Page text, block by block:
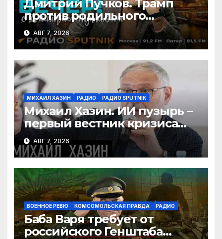
Дмитрий Пучков. Трамп
против родильного
туризма, безработица из-за
ИИ
АВГ 7, 2026
МИХАИЛ ХАЗИН РАДИО РАДИО SPUTNIK
Михаил Хазин. ИИ пузырь –
первый вестник кризиса
или миф?
АВГ 7, 2026
ВОЕННОЕ РЕВЮ КОМСОМОЛЬСКАЯ ПРАВДА РАДИО
Баба Варя требует от
российского Генштаба